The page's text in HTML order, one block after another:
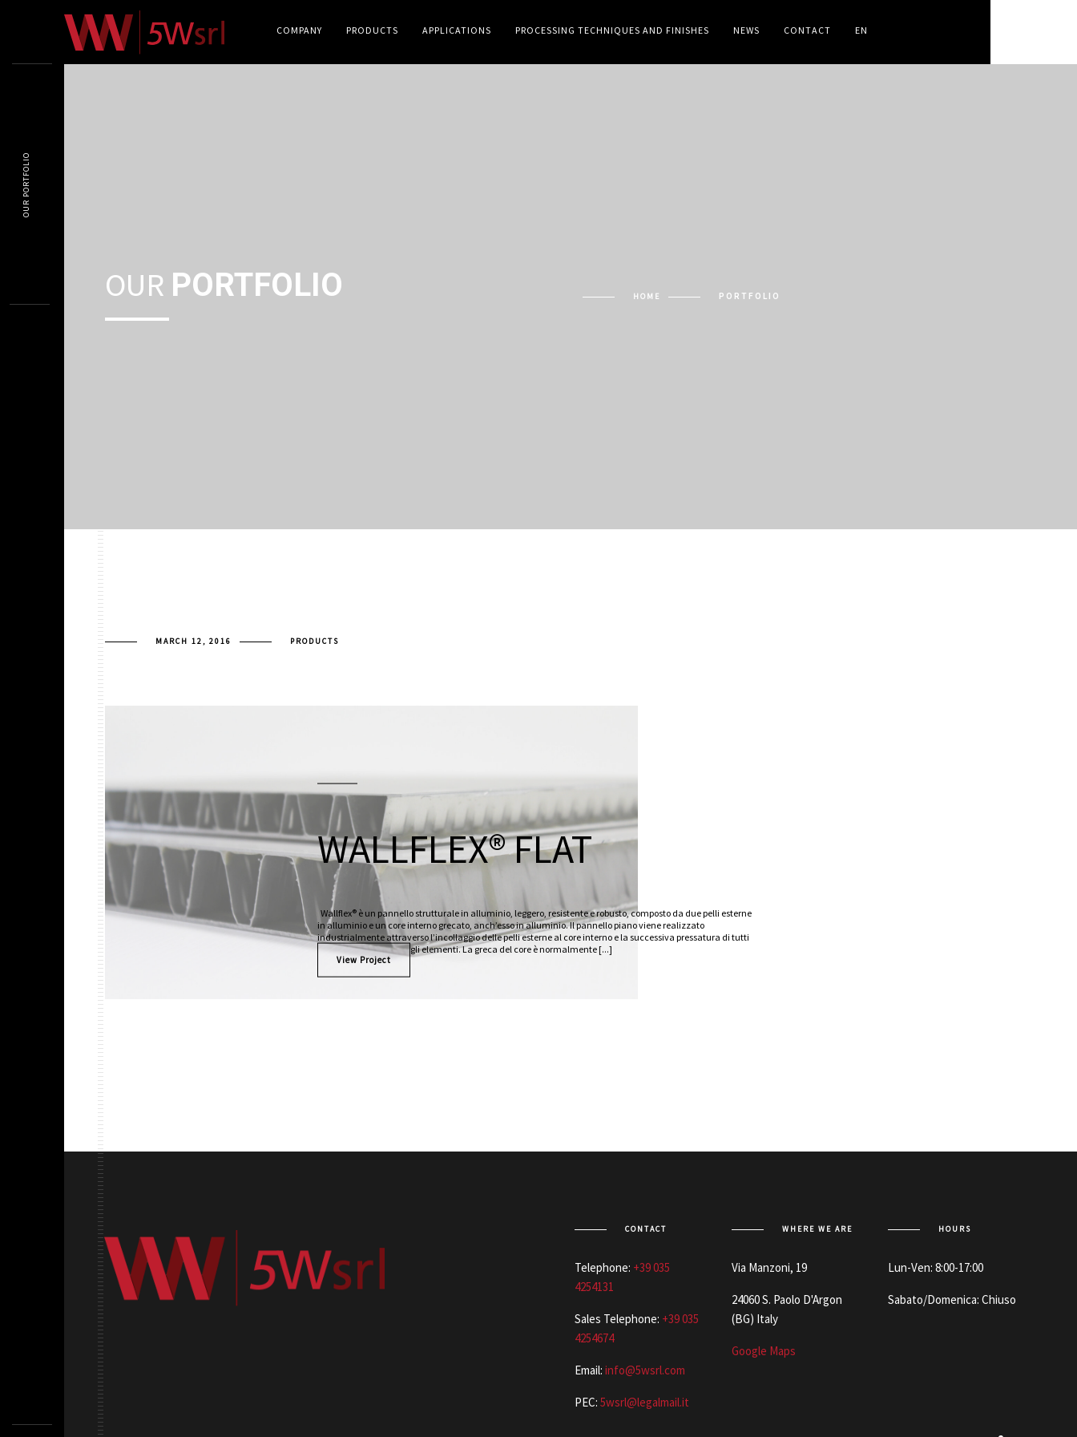
COMPANY PRODUCTS APPLICATIONS PROCESSING TECHNIQUES AND FINISHES NEWS CONTACT EN
OUR PORTFOLIO HOME PORTFOLIO
MARCH 12, 2016 PRODUCTS
WALLFLEX® FLAT
Wallflex® è un pannello strutturale in alluminio, leggero, resistente e robusto, composto da due pelli esterne
in alluminio e un core interno grecato, anch’esso in alluminio. Il pannello piano viene realizzato
industrialmente attraverso l’incollaggio delle pelli esterne al core interno e la successiva pressatura di tutti
gli elementi. La greca del core è normalmente [...]
View Project
CONTACT
Telephone: +39 035
4254131
Sales Telephone: +39 035
4254674
Email: info@5wsrl.com
PEC: 5wsrl@legalmail.it
WHERE WE ARE
Via Manzoni, 19
24060 S. Paolo D'Argon
(BG) Italy
Google Maps
HOURS
Lun-Ven: 8:00-17:00
Sabato/Domenica: Chiuso
OUR PORTFOLIO